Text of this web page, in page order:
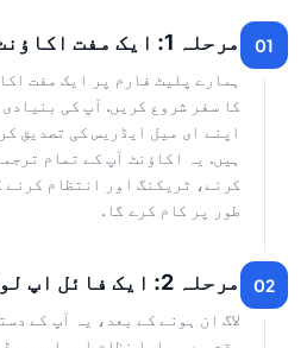
01 مرحلہ 1: ایک مفت اکاؤنٹ بنائیں
ہمارے پلیٹ فارم پر ایک مفت
کا سفر شروع کریں. آپ کی
اپنے ای میل ایڈریس کی تصدیق
ہیں. یہ اکاؤنٹ آپ کے تمام
کرنے، ٹریکنگ اور انتظام
طور پر کام کرے گا.
02 مرحلہ 2: ایک فائل اپ لوڈ کریں۔
لاگ ان ہونے کے بعد، یہ آپ کے